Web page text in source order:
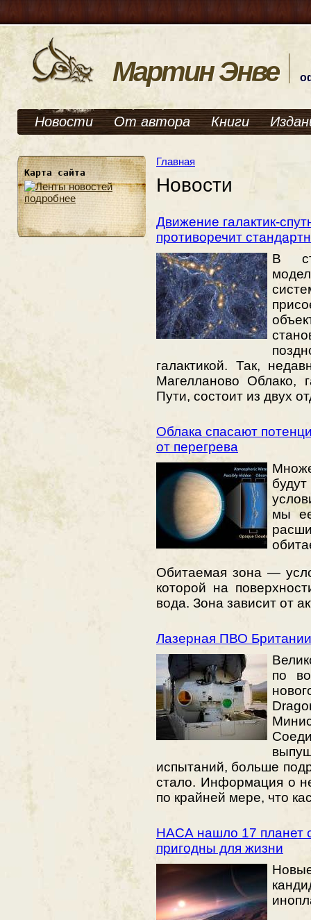
Мартин Энве
Новости От автора Книги
Карта сайта
подробнее
Главная
Новости
Движение галактик-
противоречит
В
галактикой. Так,
Магелланово Облако,
Пути, состоит из двух
Облака спасают
от перегрева
мы
Обитаемая зона —
которой на
вода. Зона зависит от
Лазерная ПВО
по
испытаний, больше
стало. Информация о
по крайней мере, что
НАСА нашло 17 планет
пригодны для жизни